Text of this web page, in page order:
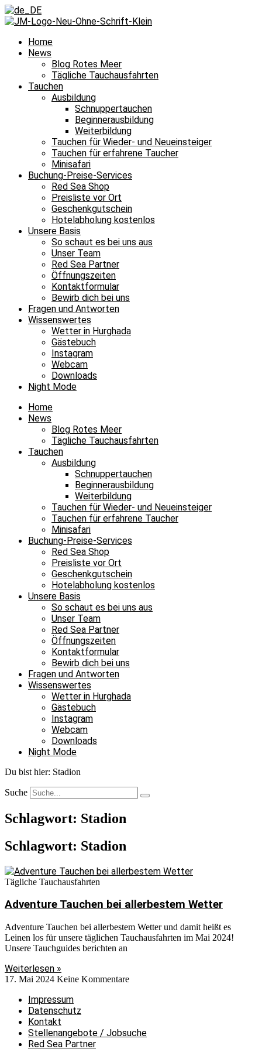
Home
News
Blog Rotes Meer
Tägliche Tauchausfahrten
Tauchen
Ausbildung
Schnuppertauchen
Beginnerausbildung
Weiterbildung
Tauchen für Wieder- und Neueinsteiger
Tauchen für erfahrene Taucher
Minisafari
Buchung-Preise-Services
Red Sea Shop
Preisliste vor Ort
Geschenkgutschein
Hotelabholung kostenlos
Unsere Basis
So schaut es bei uns aus
Unser Team
Red Sea Partner
Öffnungszeiten
Kontaktformular
Bewirb dich bei uns
Fragen und Antworten
Wissenswertes
Wetter in Hurghada
Gästebuch
Instagram
Webcam
Downloads
Night Mode
Home
News
Blog Rotes Meer
Tägliche Tauchausfahrten
Tauchen
Ausbildung
Schnuppertauchen
Beginnerausbildung
Weiterbildung
Tauchen für Wieder- und Neueinsteiger
Tauchen für erfahrene Taucher
Minisafari
Buchung-Preise-Services
Red Sea Shop
Preisliste vor Ort
Geschenkgutschein
Hotelabholung kostenlos
Unsere Basis
So schaut es bei uns aus
Unser Team
Red Sea Partner
Öffnungszeiten
Kontaktformular
Bewirb dich bei uns
Fragen und Antworten
Wissenswertes
Wetter in Hurghada
Gästebuch
Instagram
Webcam
Downloads
Night Mode
Du bist hier: Stadion
Suche
Schlagwort: Stadion
Schlagwort: Stadion
Tägliche Tauchausfahrten
Adventure Tauchen bei allerbestem Wetter
Adventure Tauchen bei allerbestem Wetter und damit heißt es
Leinen los für unsere täglichen Tauchausfahrten im Mai 2024!
Unsere Tauchguides berichten an
Weiterlesen »
17. Mai 2024 Keine Kommentare
Impressum
Datenschutz
Kontakt
Stellenangebote / Jobsuche
Red Sea Partner